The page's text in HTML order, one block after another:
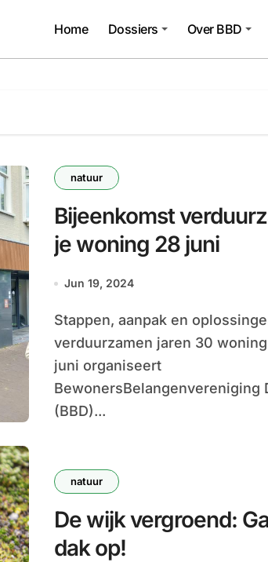
Home Dossiers Over BBD
natuur
Bijeenkomst
je woning 28 juni
Jun 19, 2024
Stappen, aanpak en oplossingen voor
verduurzamen jaren 30
juni organiseert
BewonersBelangenvereniging
(BBD)...
natuur
De wijk vergroend:
dak op!